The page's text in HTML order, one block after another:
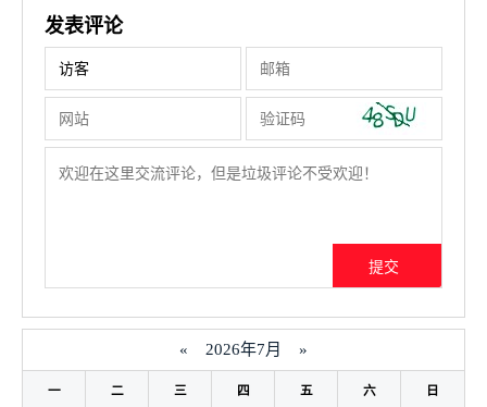
发表评论
« 2026年7月 »
一 二 三 四 五 六 日